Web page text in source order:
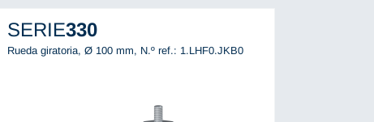
SERIE330
Rueda giratoria, Ø 100 mm, N.º ref.: 1.LHF0.JKB0